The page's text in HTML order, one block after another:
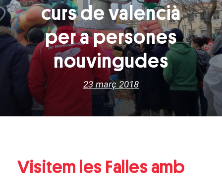
curs de valencià
per a persones
nouvingudes
23 març 2018
Visitem les Falles amb